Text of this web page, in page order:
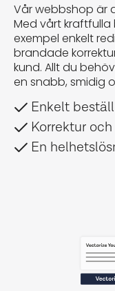
Vår webbshop är
Med vårt kraftfulla
exempel enkelt
brandade
kund. Allt du
en snabb, smidig
Enkelt
Korrektur
En